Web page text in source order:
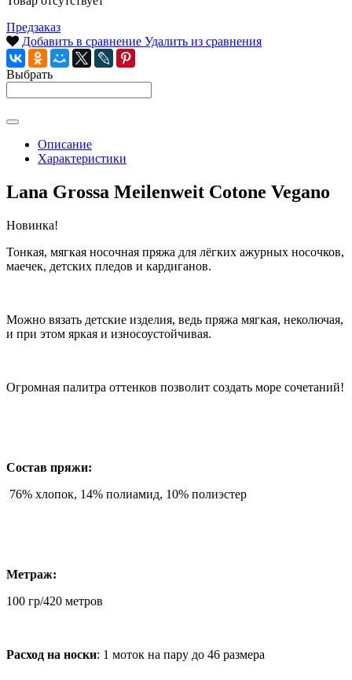
Предзаказ
Добавить в сравнение Удалить из сравнения
Выбрать
Описание
Характеристики
Lana Grossa Meilenweit Cotone Vegano
Новинка!
Тонкая, мягкая носочная пряжа для лёгких ажурных носочков,
маечек, детских пледов и кардиганов.
Можно вязать детские изделия, ведь пряжа мягкая, неколючая,
и при этом яркая и износоустойчивая.
Огромная палитра оттенков позволит создать море сочетаний!
Состав пряжи:
76% хлопок, 14% полиамид, 10% полиэстер
Метраж:
100 гр/420 метров
Расход на носки: 1 моток на пару до 46 размера